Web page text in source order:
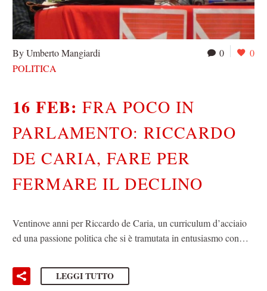
0 0
By Umberto Mangiardi
POLITICA
16 FEB:FRA POCO IN
PARLAMENTO: RICCARDO
DE CARIA, FARE PER
FERMARE IL DECLINO
Ventinove anni per Riccardo de Caria, un curriculum d’acciaio
ed una passione politica che si è tramutata in entusiasmo con…
LEGGI TUTTO